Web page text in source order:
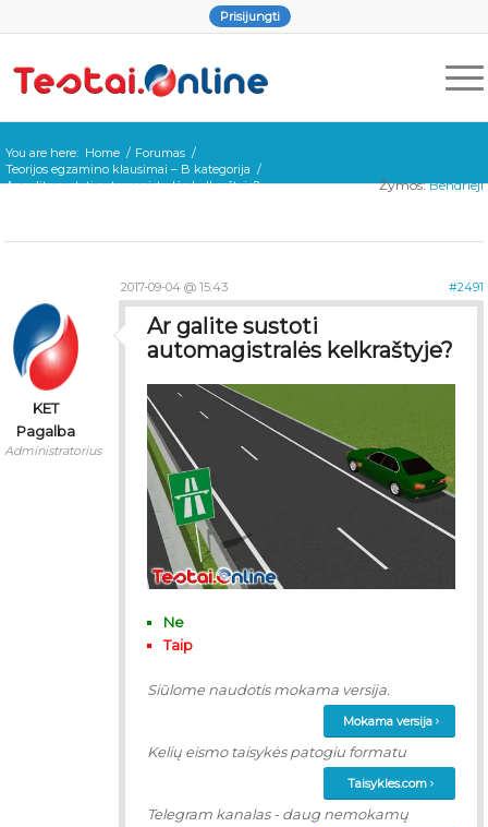
Prisijungti
You are here: Home / Forumas /
Teorijos egzamino klausimai – B kategorija /
Ar galite sustoti automagistralės kelkraštyje?
Žymos:Bendrieji
2017-09-04 @ 15:43 #2491
KET
Pagalba
Administratorius
Ar galite sustoti
automagistralės kelkraštyje?
Ne
Taip
Siūlome naudotis mokama versija.
Mokama versija
Kelių eismo taisykės patogiu formatu
Taisykles.com
Telegram kanalas - daug nemokamų